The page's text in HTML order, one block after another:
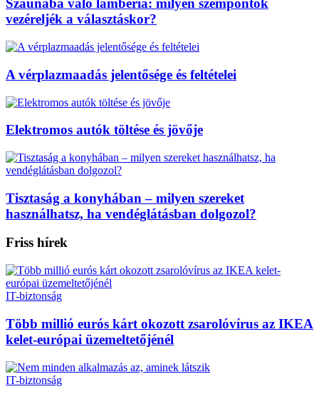
Szaunába való lambéria: milyen szempontok
vezéreljék a választáskor?
A vérplazmaadás jelentősége és feltételei
Elektromos autók töltése és jövője
Tisztaság a konyhában – milyen szereket
használhatsz, ha vendéglátásban dolgozol?
Friss hírek
IT-biztonság
Több millió eurós kárt okozott zsarolóvírus az IKEA
kelet-európai üzemeltetőjénél
IT-biztonság